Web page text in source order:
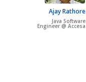
Ajay Rathore
Java Software
Engineer @ Accesa